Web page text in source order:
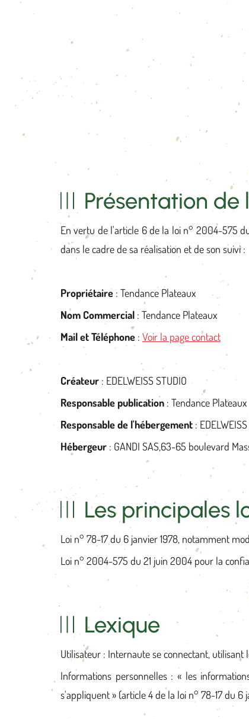
Présentation de
En vertu de l'article 6 de la loi n° 2004-575
dans le cadre de sa réalisation et de son suivi :
Propriétaire : Tendance Plateaux
Nom Commercial : Tendance Plateaux
Mail et Téléphone : Voir la page contact
Créateur : EDELWEISS STUDIO
Responsable publication : Tendance Plateaux
Responsable de l'hébergement :
Hébergeur : GANDI SAS,63-65 boulevard
Les principales
Loi n° 78-17 du 6 janvier 1978, notamment
Loi n° 2004-575 du 21 juin 2004 pour la
Lexique
Utilisateur : Internaute se connectant, utilisant
Informations personnelles : « les
s'appliquent » (article 4 de la loi n° 78-17 du 6